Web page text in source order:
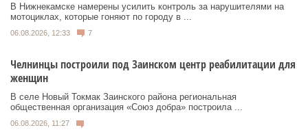
В Нижнекамске намерены усилить контроль за нарушителями на
мотоциклах, которые гоняют по городу в ...
06.08.2026, 12:33 7
Челнинцы построили под Заинском центр реабилитации для
женщин
В селе Новый Токмак Заинского района региональная
общественная организация «Союз добра» построила ...
06.08.2026, 11:27